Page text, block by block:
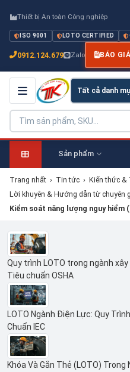
Thiết bị An toàn Công nghiệp
ISO 9001 LOTO CERTIFIED
0912.124.679 Zalo BÁO
Sản phẩm
Trang nhất › Tin tức › Kiến thức &
Lời khuyên & Hướng dẫn từ chuyên
Kiểm soát năng lượng nguy
Quy trình LOTO trong ngành
Tiêu chuẩn OSHA
LOTO Ngành Điện Lực: Quy
Chuẩn IEC
Khóa Và Gắn Thẻ (LOTO)